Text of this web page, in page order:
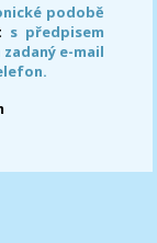
podobě
s předpisem
e-mail